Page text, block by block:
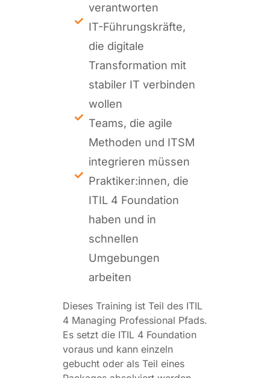
verantworten
IT-Führungskräfte,
die digitale
Transformation mit
stabiler IT verbinden
wollen
Teams, die agile
Methoden und ITSM
integrieren müssen
Praktiker:innen, die
ITIL 4 Foundation
haben und in
schnellen
Umgebungen
arbeiten
Dieses Training ist Teil des ITIL
4 Managing Professional Pfads.
Es setzt die ITIL 4 Foundation
voraus und kann einzeln
gebucht oder als Teil eines